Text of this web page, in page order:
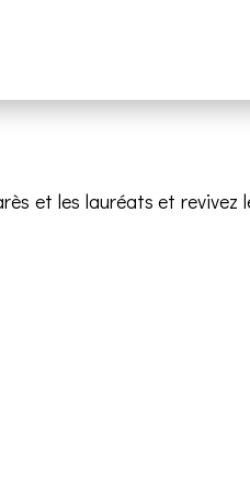
et les lauréats et revivez